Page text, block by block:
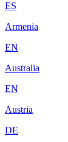
ES
Armenia
EN
Australia
EN
Austria
DE